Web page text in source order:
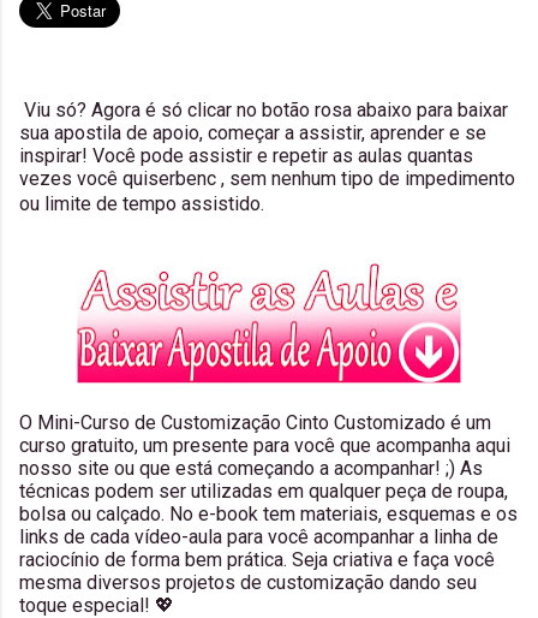
Viu só? Agora é só clicar no botão rosa abaixo para baixar
sua apostila de apoio, começar a assistir, aprender e se
inspirar! Você pode assistir e repetir as aulas quantas
vezes você quiserbenc , sem nenhum tipo de impedimento
ou limite de tempo assistido.
O Mini-Curso de Customização Cinto Customizado é um
curso gratuito, um presente para você que acompanha aqui
nosso site ou que está começando a acompanhar! ;) As
técnicas podem ser utilizadas em qualquer peça de roupa,
bolsa ou calçado. No e-book tem materiais, esquemas e os
links de cada vídeo-aula para você acompanhar a linha de
raciocínio de forma bem prática. Seja criativa e faça você
mesma diversos projetos de customização dando seu
toque especial! 💖